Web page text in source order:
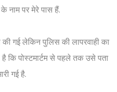
नाम पर मेरे पास हैं.
की गई लेकिन पुलिस की लापरवाही का
कि पोस्टमार्टम से पहले तक उसे पता
गई है.